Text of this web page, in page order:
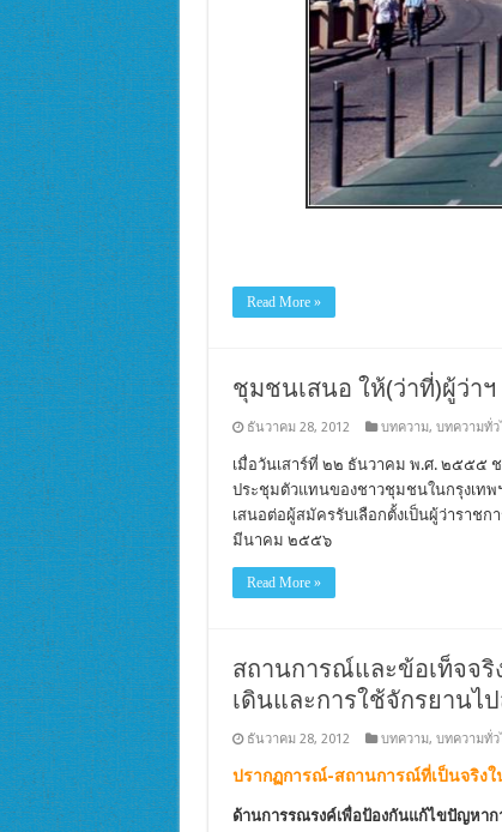
Read More »
ชุมชนเสนอ ให้(ว่าที่)ผู้ว่า
ธันวาคม 28, 2012 บทความ, บทความทั่ว
เมื่อวันเสาร์ที่ ๒๒ ธันวาคม พ.ศ. ๒๕๕๕
ประชุมตัวแทนของชาวชุมชนในกรุงเทพ
เสนอต่อผู้สมัครรับเลือกตั้งเป็นผู้ว่าราช
มีนาคม ๒๕๕๖
Read More »
สถานการณ์และข้อเท็จจ
เดินและการใช้จักรยานไ
ธันวาคม 28, 2012 บทความ, บทความทั่ว
ปรากฏการณ์-สถานการณ์ที่เป็นจริง
ด้านการรณรงค์เพื่อป้องกันแก้ไขปัญหา